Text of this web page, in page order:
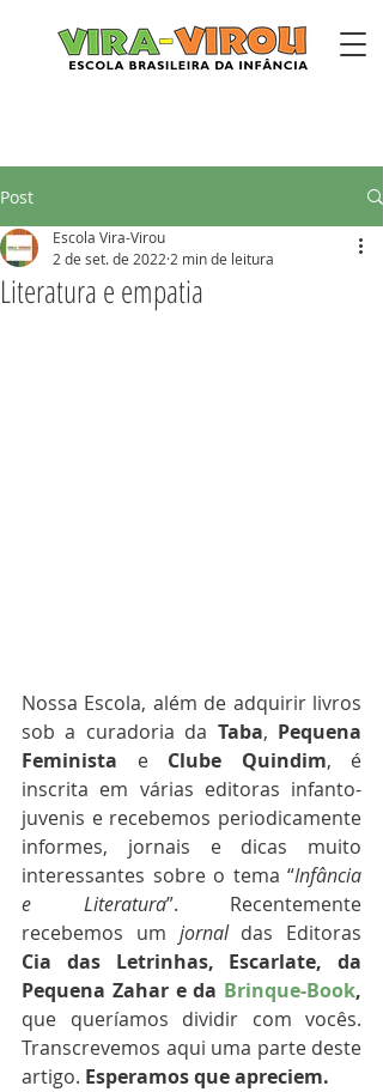
Post
Literatura e empatia
Escola Vira-Virou
2 de set. de 2022 2 min de leitura
Nossa Escola, além de adquirir livros
sob a curadoria da Taba, Pequena
Feminista e Clube Quindim, é
inscrita em várias editoras infanto-
juvenis e recebemos periodicamente
informes, jornais e dicas muito
interessantes sobre o tema “Infância
e Literatura”. Recentemente
recebemos um jornal
Cia das Letrinhas,
Escarlate, da
Pequena Zahar e da Brinque-Book
que queríamos dividir com vocês.
Transcrevemos aqui uma parte deste
artigo. Esperamos que apreciem.